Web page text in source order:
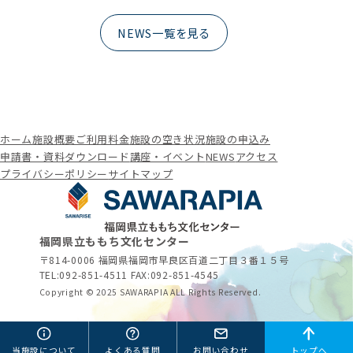
当施設について よくある質問 お問い合わせ トップへ
NEWS一覧を見る
福岡県立ももち文化センター
〒814-0006 福岡県福岡市早良区百道二丁目３番１５号
TEL:092-851-4511 FAX:092-851-4545
Copyright © 2025 SAWARAPIA ALL Rights Reserved.
ホーム施設概要ご利用料金施設の空き状況施設の申込み
申請書・資料ダウンロード講座・イベントNEWSアクセス
プライバシーポリシーサイトマップ